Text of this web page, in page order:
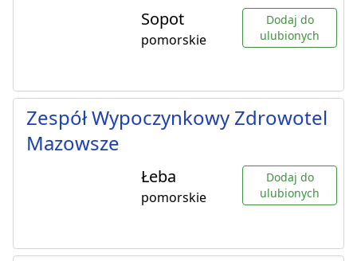
Sopot
pomorskie
Dodaj do
ulubionych
Zespół Wypoczynkowy Zdrowotel
Mazowsze
Łeba
pomorskie
Dodaj do
ulubionych